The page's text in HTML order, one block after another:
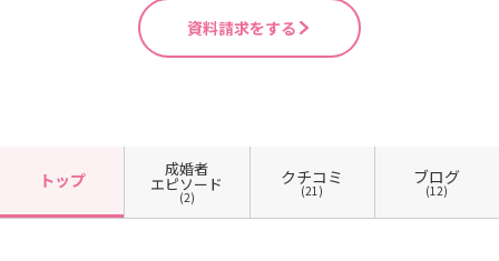
資料請求をする
トップ
成婚者
エピソード
(2)
クチコミ
(21)
ブログ
(12)